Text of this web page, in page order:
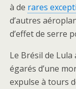
à de rares
d’autres
d’effet de serre
Le Brésil de Lula
égarés d’une
expulse à tours